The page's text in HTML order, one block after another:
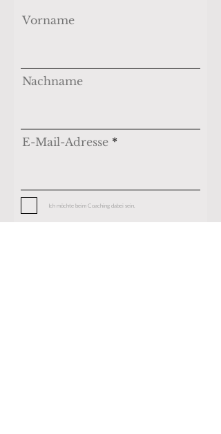
Vorname
Nachname
E-Mail-Adresse
Ich möchte beim Coaching dabei sein.